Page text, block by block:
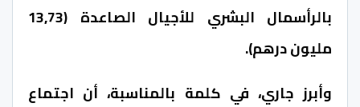
بالرأسمال البشري للأجيال الصاعدة (13,73
مليون درهم).
وأبرز جاري، في كلمة بالمناسبة، أن اجتماع